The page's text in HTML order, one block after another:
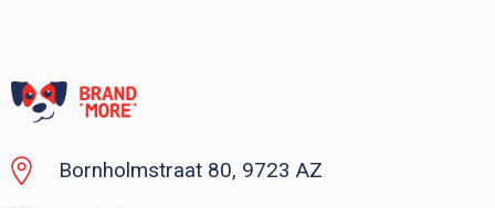
Bornholmstraat 80, 9723 AZ